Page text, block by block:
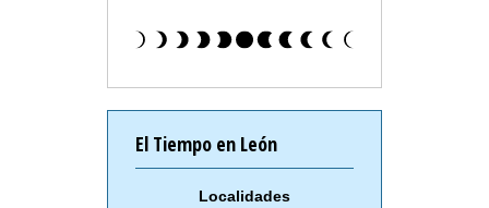
El Tiempo en León
Localidades